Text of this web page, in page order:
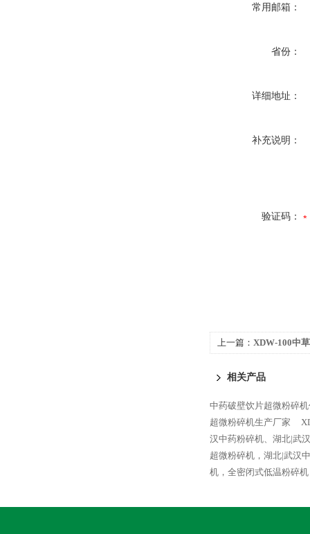
常用邮箱：
省份：
详细地址：
补充说明：
验证码：
上一篇： XDW-100中
相关产品
中药破壁饮片超微粉碎
超微粉碎机生产厂家
汉中药粉碎机、湖北|武
超微粉碎机，湖北|武汉
机，全密闭式低温粉碎